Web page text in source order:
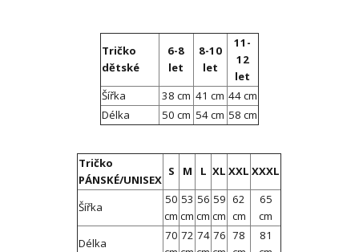
Tričko
dětské
6-8
let
8-10
let
11-
12
let
Šířka
38 cm 41 cm 44 cm
Délka
50 cm 54 cm 58 cm
Tričko
PÁNSKÉ/UNISEX
S M L XL XXL XXXL
Šířka
50
cm
53
cm
56
cm
59
cm
62
cm
65
cm
Délka
70 72 74 76 78
81